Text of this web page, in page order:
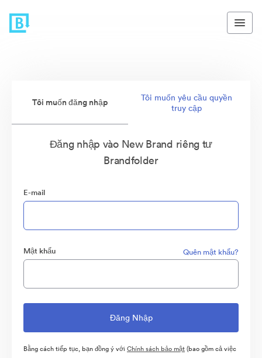
Tôi muốn đăng nhập
Tôi muốn yêu cầu quyền
truy cập
Đăng nhập vào New Brand riêng tư
Brandfolder
E-mail
Mật khẩu Quên mật khẩu?
Bằng cách tiếp tục, bạn đồng ý với Chính sách bảo mật(bao gồm cả việc